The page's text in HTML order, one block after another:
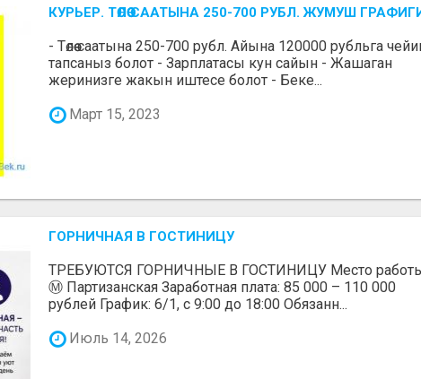
КУРЬЕР. ТӨЛӨӨ СААТЫНА 250-700 РУБЛ. ЖУМУШ
- Төлөө саатына 250-700 рубл. Айына 120000 рубльга
тапсаныз болот - Зарплатасы кун сайын - Жашаган
жеринизге жакын иштесе болот - Беке...
Март 15, 2023
ГОРНИЧНАЯ В ГОСТИНИЦУ
ТРЕБУЮТСЯ ГОРНИЧНЫЕ В ГОСТИНИЦУ Место
Ⓜ️ Партизанская Заработная плата: 85 000 – 110 000
рублей График: 6/1, с 9:00 до 18:00 Обязанн...
Июль 14, 2026